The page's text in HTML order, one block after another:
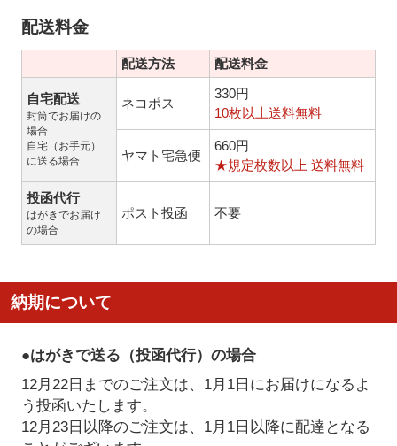
配送料金
配送方法 配送料金
自宅配送
封筒でお届けの
場合
自宅（お手元）
に送る場合
ネコポス
330円
10枚以上送料無料
ヤマト宅急便
660円
★規定枚数以上 送料無料
投函代行
はがきでお届け
の場合
ポスト投函 不要
納期について
●はがきで送る（投函代行）の場合
12月22日までのご注文は、1月1日にお届けになるよ
う投函いたします。
12月23日以降のご注文は、1月1日以降に配達となる